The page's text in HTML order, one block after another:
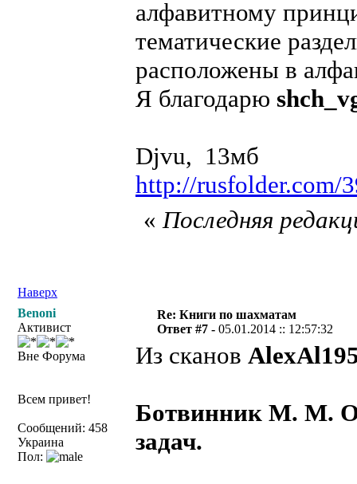
алфавитному
тематические
расположены в
Я благодарю
Djvu, 13мб
http://rusfolder.com/
Наверх
«Последняя
Benoni
Активист
Вне Форума
Всем привет!
Сообщений: 458
Украина
Пол:
Re: Книги по шахматам
Ответ #7 -05.01.2014 :: 12:57:32
Из сканов
Ботвинник М. М. О
задач.